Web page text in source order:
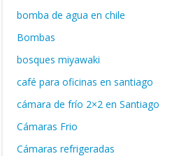
bomba de agua en chile
Bombas
bosques miyawaki
café para oficinas en santiago
cámara de frío 2×2 en Santiago
Cámaras Frio
Cámaras refrigeradas